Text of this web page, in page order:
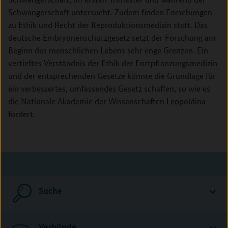
Schwangerschaft untersucht. Zudem finden Forschungen
zu Ethik und Recht der Reproduktionsmedizin statt. Das
deutsche Embryonenschutzgesetz setzt der Forschung am
Beginn des menschlichen Lebens sehr enge Grenzen. Ein
vertieftes Verständnis der Ethik der Fortpflanzungsmedizin
und der entsprechenden Gesetze könnte die Grundlage für
ein verbessertes, umfassendes Gesetz schaffen, so wie es
die Nationale Akademie der Wissenschaften Leopoldina
fordert.
Suche